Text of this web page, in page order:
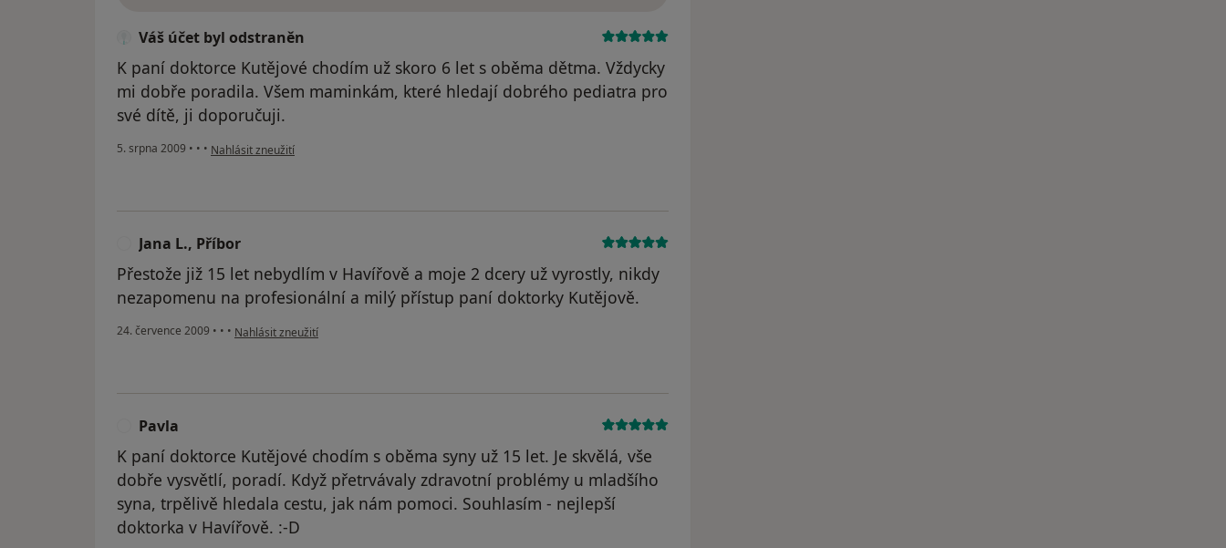
Váš účet byl odstraněn
K paní doktorce Kutějové chodím už skoro 6 let s oběma dětma. Vždycky
mi dobře poradila. Všem maminkám, které hledají dobrého pediatra pro
své dítě, ji doporučuji.
5. srpna 2009 • • • podle názoru uživatele Váš účet byl odstraněn
Nahlásit zneužití
Jana L., Příbor
Přestože již 15 let nebydlím v Havířově a moje 2 dcery už vyrostly, nikdy
nezapomenu na profesionální a milý přístup paní doktorky Kutějově.
24. července 2009 • • • podle názoru uživatele Jana L., Příbor
Nahlásit zneužití
Pavla
K paní doktorce Kutějové chodím s oběma syny už 15 let. Je skvělá, vše
dobře vysvětlí, poradí. Když přetrvávaly zdravotní problémy u mladšího
syna, trpělivě hledala cestu, jak nám pomoci. Souhlasím - nejlepší
doktorka v Havířově. :-D